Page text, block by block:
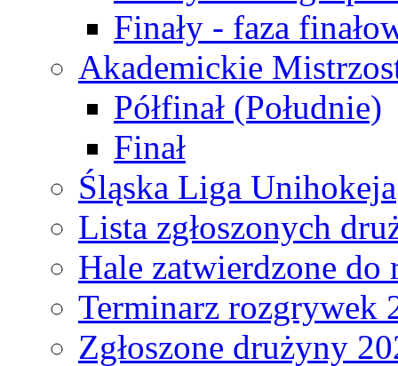
Finały - faza
Akademickie
Półfinał (Południe)
Finał
Śląska Liga Unihokeja
Lista zgłoszonych
Hale zatwierdzone do
Terminarz rozgrywek
Zgłoszone drużyny